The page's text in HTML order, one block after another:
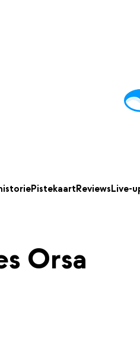
PistekaartReviewsLive-
Orsa